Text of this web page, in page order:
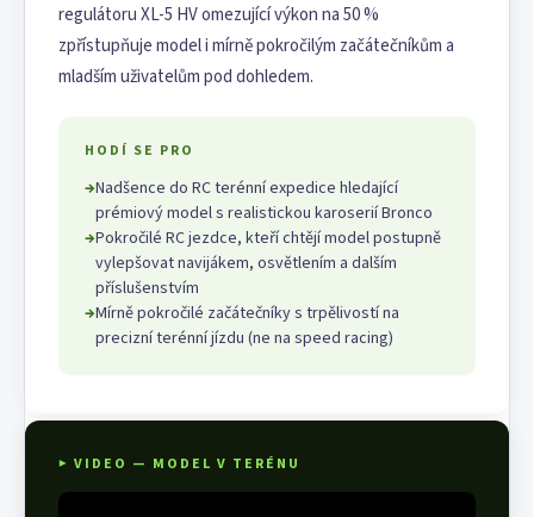
regulátoru XL-5 HV omezující výkon na 50 %
zpřístupňuje model i mírně pokročilým začátečníkům a
mladším uživatelům pod dohledem.
HODÍ SE PRO
→Nadšence do RC terénní expedice hledající
prémiový model s realistickou karoserií Bronco
→Pokročilé RC jezdce, kteří chtějí model postupně
vylepšovat navijákem, osvětlením a dalším
příslušenstvím
→Mírně pokročilé začátečníky s trpělivostí na
precizní terénní jízdu (ne na speed racing)
▶ VIDEO — MODEL V TERÉNU